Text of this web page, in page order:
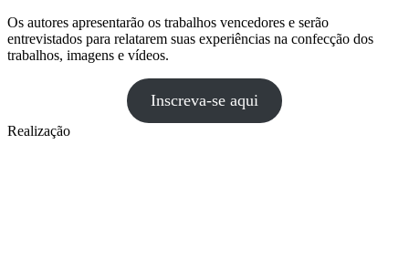
Os autores apresentarão os trabalhos vencedores e serão
entrevistados para relatarem suas experiências na confecção dos
trabalhos, imagens e vídeos.
Inscreva-se aqui
Realização